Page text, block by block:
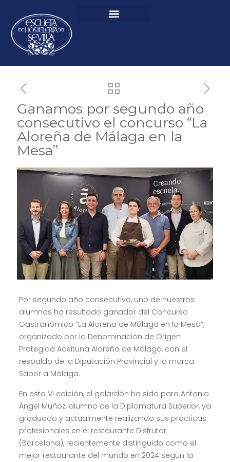
Ganamos por segundo año
consecutivo el concurso “La
Aloreña de Málaga en la
Mesa”
Por segundo año consecutivo, uno de nuestros
alumnos ha resultado ganador del Concurso
Gastronómico “La Aloreña de Málaga en la Mesa”,
organizado por la Denominación de Origen
Protegida Aceituna Aloreña de Málaga, con el
respaldo de la Diputación Provincial y la marca
Sabor a Málaga.
En esta VI edición, el galardón ha sido para Antonio
Ángel Muñoz, alumno de la Diplomatura Superior, ya
graduado y actualmente realizando sus prácticas
profesionales en el restaurante Disfrutar
(Barcelona), recientemente distinguido como el
mejor restaurante del mundo en 2024 según la